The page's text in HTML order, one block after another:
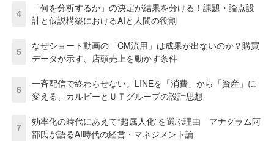
4
「何を分析するか」の決定が結果を分ける！課題・論点設
計と仮説構築におけるAIと人間の役割
5
なぜショート動画の「CM流用」は成果が出ないのか？購買
データが示す、店頭売上を動かす条件
6
一斉配信で終わらせない。LINEを「消費」から「資産」に
変える、カルビーとＵＴグループの設計思想
7
効率化の時代にあえて“超属人化”を選ぶ理由 アナグラム阿
部氏が語るAI時代の経営・マネジメント論